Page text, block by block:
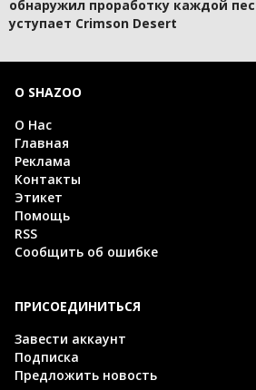
обнаружил проработку каждой
уступает Crimson Desert
О SHAZOO
О Нас
Главная
Реклама
Контакты
Этикет
Помощь
RSS
Сообщить об ошибке
ПРИСОЕДИНИТЬСЯ
Завести аккаунт
Подписка
Предложить новость